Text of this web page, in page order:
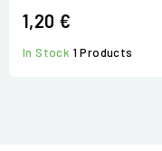
1,20 €
In Stock 1 Products